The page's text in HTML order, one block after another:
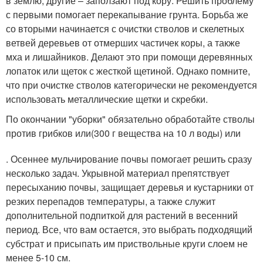
с первыми помогает перекапывание грунта. Борьба же
со вторыми начинается с очистки стволов и скелетных
ветвей деревьев от отмерших частичек коры, а также
мха и лишайников. Делают это при помощи деревянных
лопаток или щеток с жесткой щетиной. Однако помните,
что при очистке стволов категорически не рекомендуется
использовать металлические щетки и скребки.
По окончании "уборки" обязательно обработайте стволы
против грибков или(300 г вещества на 10 л воды) или
. Осеннее мульчирование почвы помогает решить сразу
несколько задач. Укрывной материал препятствует
пересыханию почвы, защищает деревья и кустарники от
резких перепадов температуры, а также служит
дополнительной подпиткой для растений в весенний
период. Все, что вам остается, это выбрать подходящий
субстрат и присыпать им приствольные круги слоем не
менее 5-10 см.